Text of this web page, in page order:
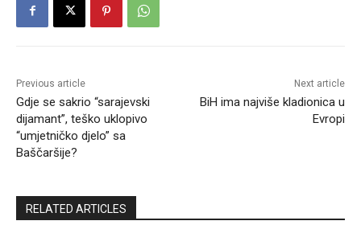
Previous article
Gdje se sakrio “sarajevski
dijamant”, teško uklopivo
“umjetničko djelo” sa
Baščaršije?
Next article
BiH ima najviše kladionica u
Evropi
RELATED ARTICLES